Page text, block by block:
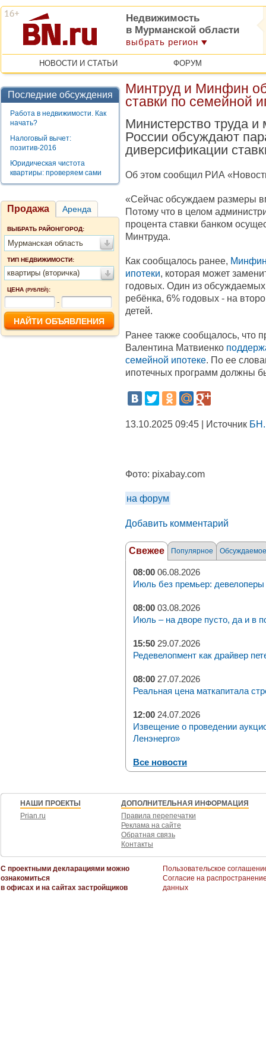
Недвижимость
в Мурманской области
выбрать регион
НОВОСТИ И СТАТЬИ ФОРУМ
Последние обсуждения
Работа в недвижимости. Как
начать?
Налоговый вычет:
позитив-2016
Юридическая чистота
квартиры: проверяем сами
Продажа Аренда
ВЫБРАТЬ РАЙОН/ГОРОД:
Мурманская область
ТИП НЕДВИЖИМОСТИ:
квартиры (вторичка)
ЦЕНА (РУБЛЕЙ):
-
Минтруд и Минфин
ставки по семейной
Министерство труда
России обсуждают
диверсификации
Об этом сообщил РИА
«Сейчас обсуждаем размеры
Потому что в целом
процента ставки банком
Минтруда.
Как сообщалось ранее, Минфин
ипотеки, которая может
годовых. Один из
ребёнка, 6% годовых - на
детей.
Ранее также сообщалось, что
Валентина Матвиенко
семейной ипотеке. По ее
ипотечных программ должны
13.10.2025 09:45 | Источник
Фото: pixabay.com
на форум
Добавить комментарий
Свежее Популярное Обсуждаемое
08:00 06.08.2026
Июль без премьер: девелоперы
08:00 03.08.2026
Июль – на дворе пусто, да и в
15:50 29.07.2026
Редевелопмент как драйвер
08:00 27.07.2026
Реальная цена маткапитала
12:00 24.07.2026
Извещение о проведении
Ленэнерго»
Все новости
НАШИ ПРОЕКТЫ
Prian.ru
ДОПОЛНИТЕЛЬНАЯ ИНФОРМАЦИЯ
Правила перепечатки
Реклама на сайте
Обратная связь
Контакты
С проектными декларациями можно
ознакомиться
в офисах и на сайтах застройщиков
Пользовательское
Согласие на
данных